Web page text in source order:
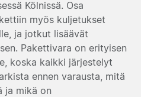
Kölnissä. Osa
myös kuljetukset
ja jotkut lisäävät
Pakettivara on erityisen
koska kaikki järjestelyt
ennen varausta, mitä
ja mikä on